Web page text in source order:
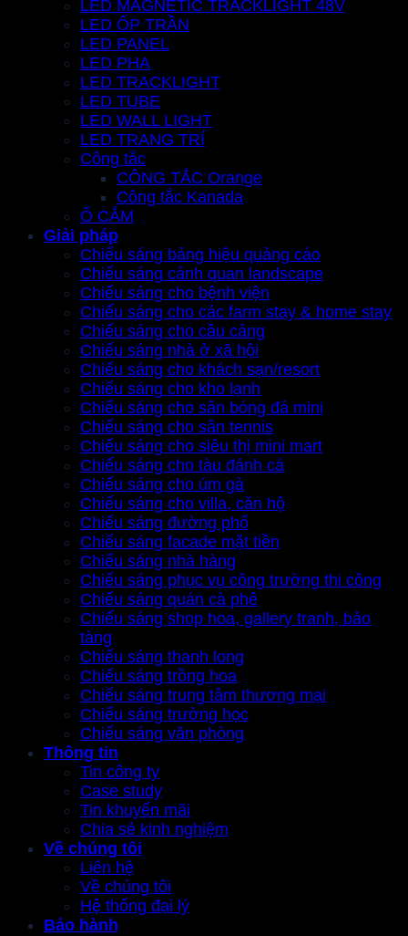
LED MAGNETIC TRACKLIGHT 48V
LED ỐP TRẦN
LED PANEL
LED PHA
LED TRACKLIGHT
LED TUBE
LED WALL LIGHT
LED TRANG TRÍ
Công tắc
CÔNG TẮC Orange
Công tắc Kanada
Ổ CẮM
Giải pháp
Chiếu sáng bảng hiệu quảng cáo
Chiếu sáng cảnh quan landscape
Chiếu sáng cho bệnh viện
Chiếu sáng cho các farm stay & home stay
Chiếu sáng cho cầu cảng
Chiếu sáng nhà ở xã hội
Chiếu sáng cho khách sạn/resort
Chiếu sáng cho kho lạnh
Chiếu sáng cho sân bóng đá mini
Chiếu sáng cho sân tennis
Chiếu sáng cho siêu thị mini mart
Chiếu sáng cho tàu đánh cá
Chiếu sáng cho úm gà
Chiếu sáng cho villa, căn hộ
Chiếu sáng đường phố
Chiếu sáng facade mặt tiền
Chiếu sáng nhà hàng
Chiếu sáng phục vụ công trường thi công
Chiếu sáng quán cà phê
Chiếu sáng shop hoa, gallery tranh, bảo
tàng
Chiếu sáng thanh long
Chiếu sáng trồng hoa
Chiếu sáng trung tâm thương mại
Chiếu sáng trường học
Chiếu sáng văn phòng
Thông tin
Tin công ty
Case study
Tin khuyến mãi
Chia sẻ kinh nghiệm
Về chúng tôi
Liên hệ
Về chúng tôi
Hệ thống đại lý
Bảo hành